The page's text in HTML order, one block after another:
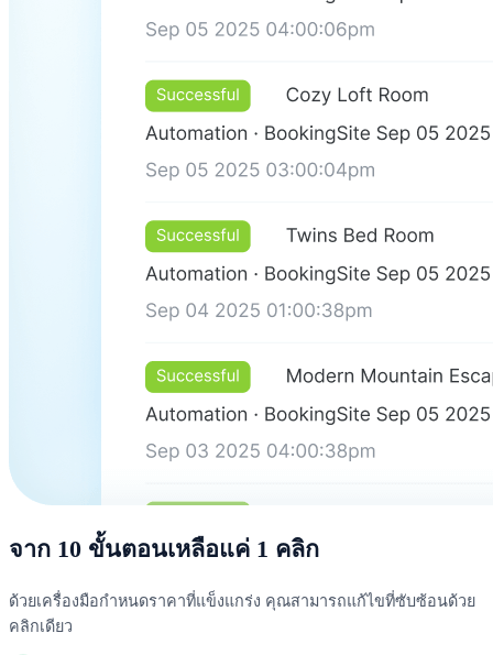
จาก 10 ขั้นตอนเหลือแค่ 1 คลิก
ด้วยเครื่องมือกำหนดราคาที่แข็งแกร่ง คุณสามารถแก้ไขที่ซับซ้อนด้วย
คลิกเดียว